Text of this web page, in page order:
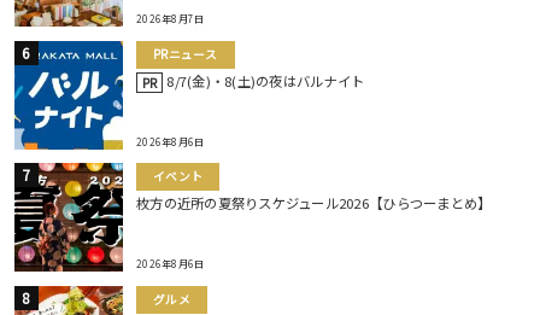
2026年8月7日
PRニュース
PR 8/7(金)・8(土)の夜はバルナイト
2026年8月6日
イベント
枚方の近所の夏祭りスケジュール2026【ひらつーまとめ】
2026年8月6日
グルメ